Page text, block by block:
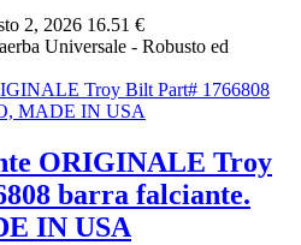
2, 2026 16.51 €
Universale - Robusto ed
ORIGINALE Troy
barra falciante.
IN USA